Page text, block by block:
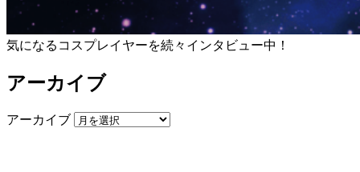
気になるコスプレイヤーを続々インタビュー中！
アーカイブ
アーカイブ